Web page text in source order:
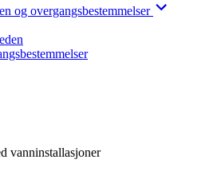
og overgangsbestemmelser
vanninstallasjoner